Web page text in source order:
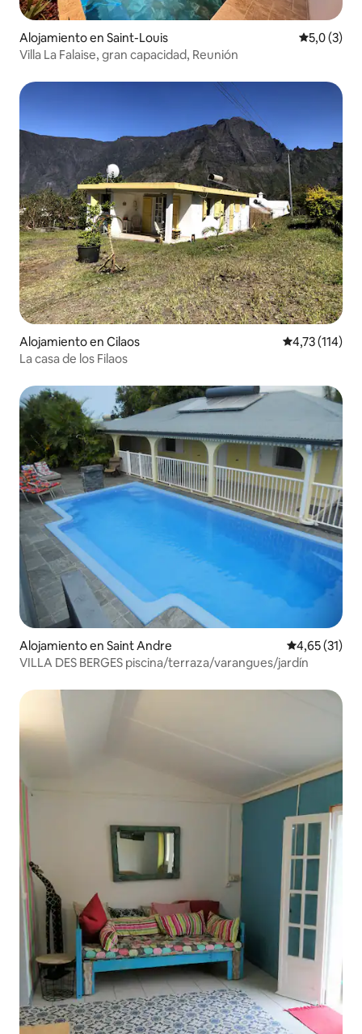
Alojamiento en Saint-Louis
5,0 (3)
Villa La Falaise, gran capacidad, Reunión
Alojamiento en Cilaos Calificación
4,73 (114)
La casa de los Filaos
Alojamiento en Saint Andre Calificación
4,65 (31)
VILLA DES BERGES piscina/terraza/varangues/jardín